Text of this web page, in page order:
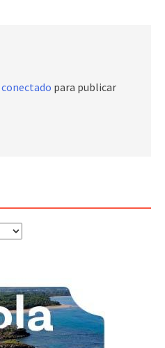
conectado para publicar